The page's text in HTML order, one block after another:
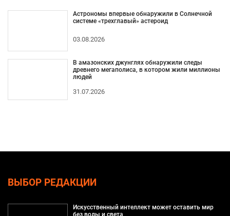
Астрономы впервые обнаружили в Солнечной
системе «трехглавый» астероид
03.08.2026
В амазонских джунглях обнаружили следы
древнего мегаполиса, в котором жили миллионы
людей
31.07.2026
ВЫБОР РЕДАКЦИИ
Искусственный интеллект может оставить мир
без воды и света